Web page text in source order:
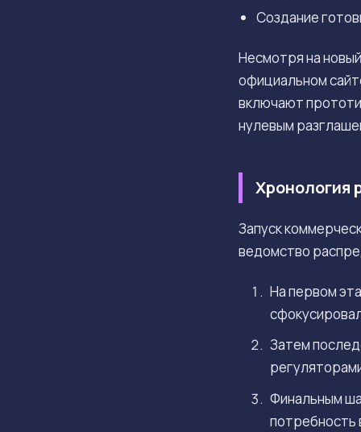
Создание
Несмотря на
официальном
включают
нулевым
Хронология
Запуск
ведомство
На первом
Затем
Финальным
потребность